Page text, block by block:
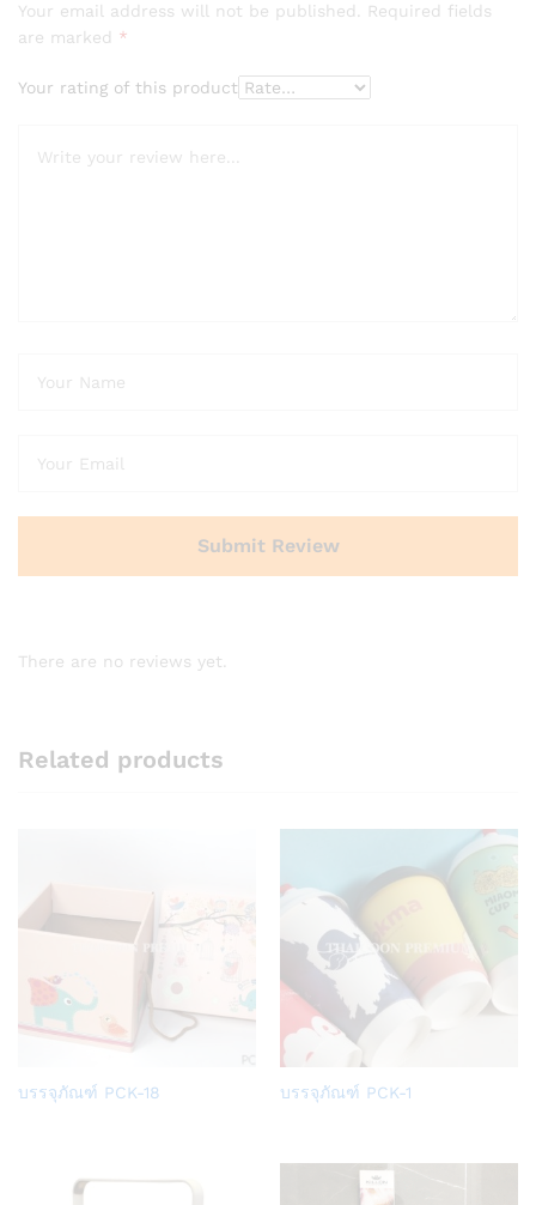
Your email address will not be published.
Required fields
are marked *
Your rating of this product
There are no reviews yet.
Related products
Add
บรรจุภัณฑ์ PCK-18
Add
list
บรรจุภัณฑ์ PCK-1